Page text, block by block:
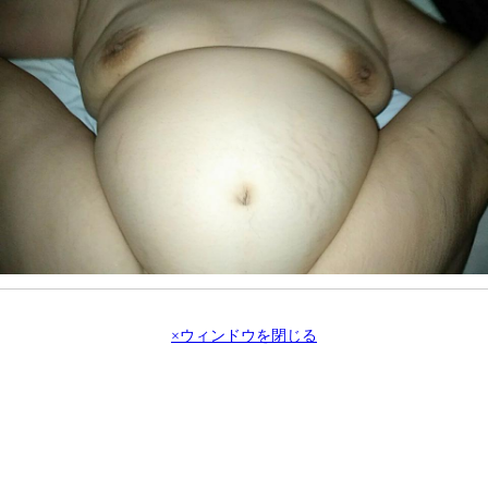
×ウィンドウを閉じる